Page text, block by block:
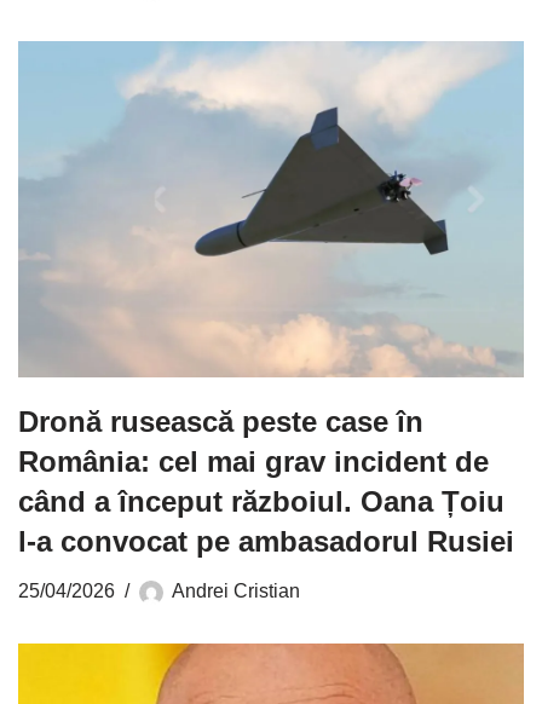
Dronă rusească peste case în
România: cel mai grav incident de
când a început războiul. Oana Țoiu
l-a convocat pe ambasadorul Rusiei
25/04/2026 Andrei Cristian